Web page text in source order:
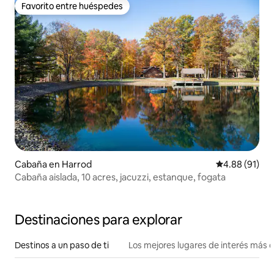
Favorito entre huéspedes
Favorito entre huéspedes
Cabaña en Harrod Calificación
4.88 (91)
Cabaña aislada, 10 acres, jacuzzi, estanque, fogata
Destinaciones para explorar
Destinos a un paso de ti Los mejores lugares de interés más